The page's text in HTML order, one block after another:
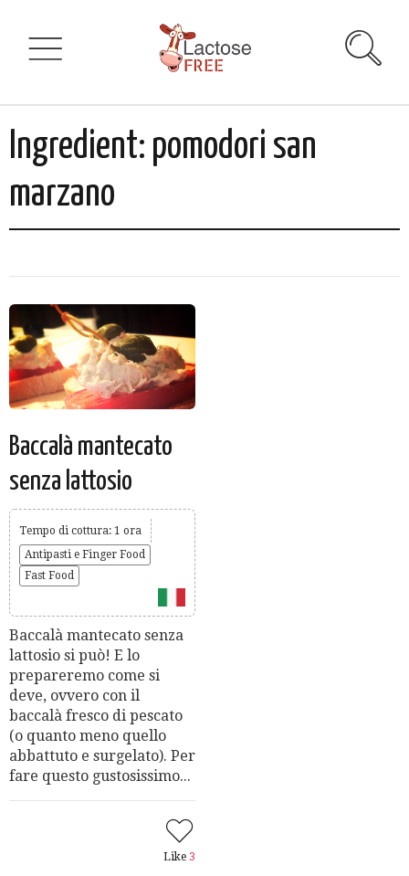
Ingredient: pomodori san
marzano
Baccalà mantecato
senza lattosio
Tempo di cottura: 1 ora
Antipasti e Finger Food
Fast Food
Baccalà mantecato senza
lattosio si può! E lo
prepareremo come si
deve, ovvero con il
baccalà fresco di pescato
(o quanto meno quello
abbattuto e surgelato). Per
fare questo gustosissimo...
Like 3